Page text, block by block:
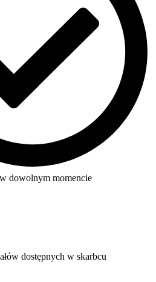
dowolnym momencie
dostępnych w skarbcu